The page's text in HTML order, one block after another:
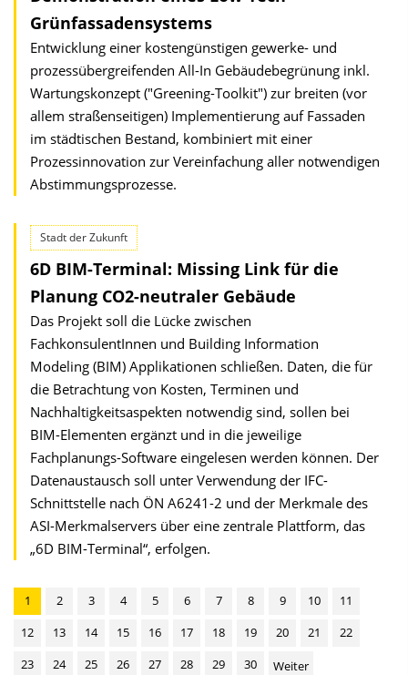
Grünfassadensystems
Entwicklung einer kostengünstigen gewerke- und
prozessübergreifenden All-In Gebäudebegrünung inkl.
Wartungskonzept ("Greening-Toolkit") zur breiten (vor
allem straßenseitigen) Implementierung auf Fassaden
im städtischen Bestand, kombiniert mit einer
Prozessinnovation zur Vereinfachung aller notwendigen
Abstimmungsprozesse.
Stadt der Zukunft
6D BIM-Terminal: Missing Link für die
Planung CO2-neutraler Gebäude
Das Projekt soll die Lücke zwischen
FachkonsulentInnen und Building Information
Modeling (BIM) Applikationen schließen. Daten, die für
die Betrachtung von Kosten, Terminen und
Nachhaltigkeitsaspekten notwendig sind, sollen bei
BIM-Elementen ergänzt und in die jeweilige
Fachplanungs-Software eingelesen werden können. Der
Datenaustausch soll unter Verwendung der IFC-
Schnittstelle nach ÖN A6241-2 und der Merkmale des
ASI-Merkmalservers über eine zentrale Plattform, das
„6D BIM-Terminal“, erfolgen.
1 2 3 4 5 6 7 8 9 10
11
12
13 14 15 16 17 18 19 20 21
22
23
24 25 26 27 28 29 30 Weiter